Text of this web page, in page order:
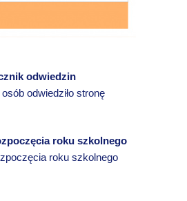
odwiedzin
odwiedziło stronę
roku szkolnego
roku szkolnego